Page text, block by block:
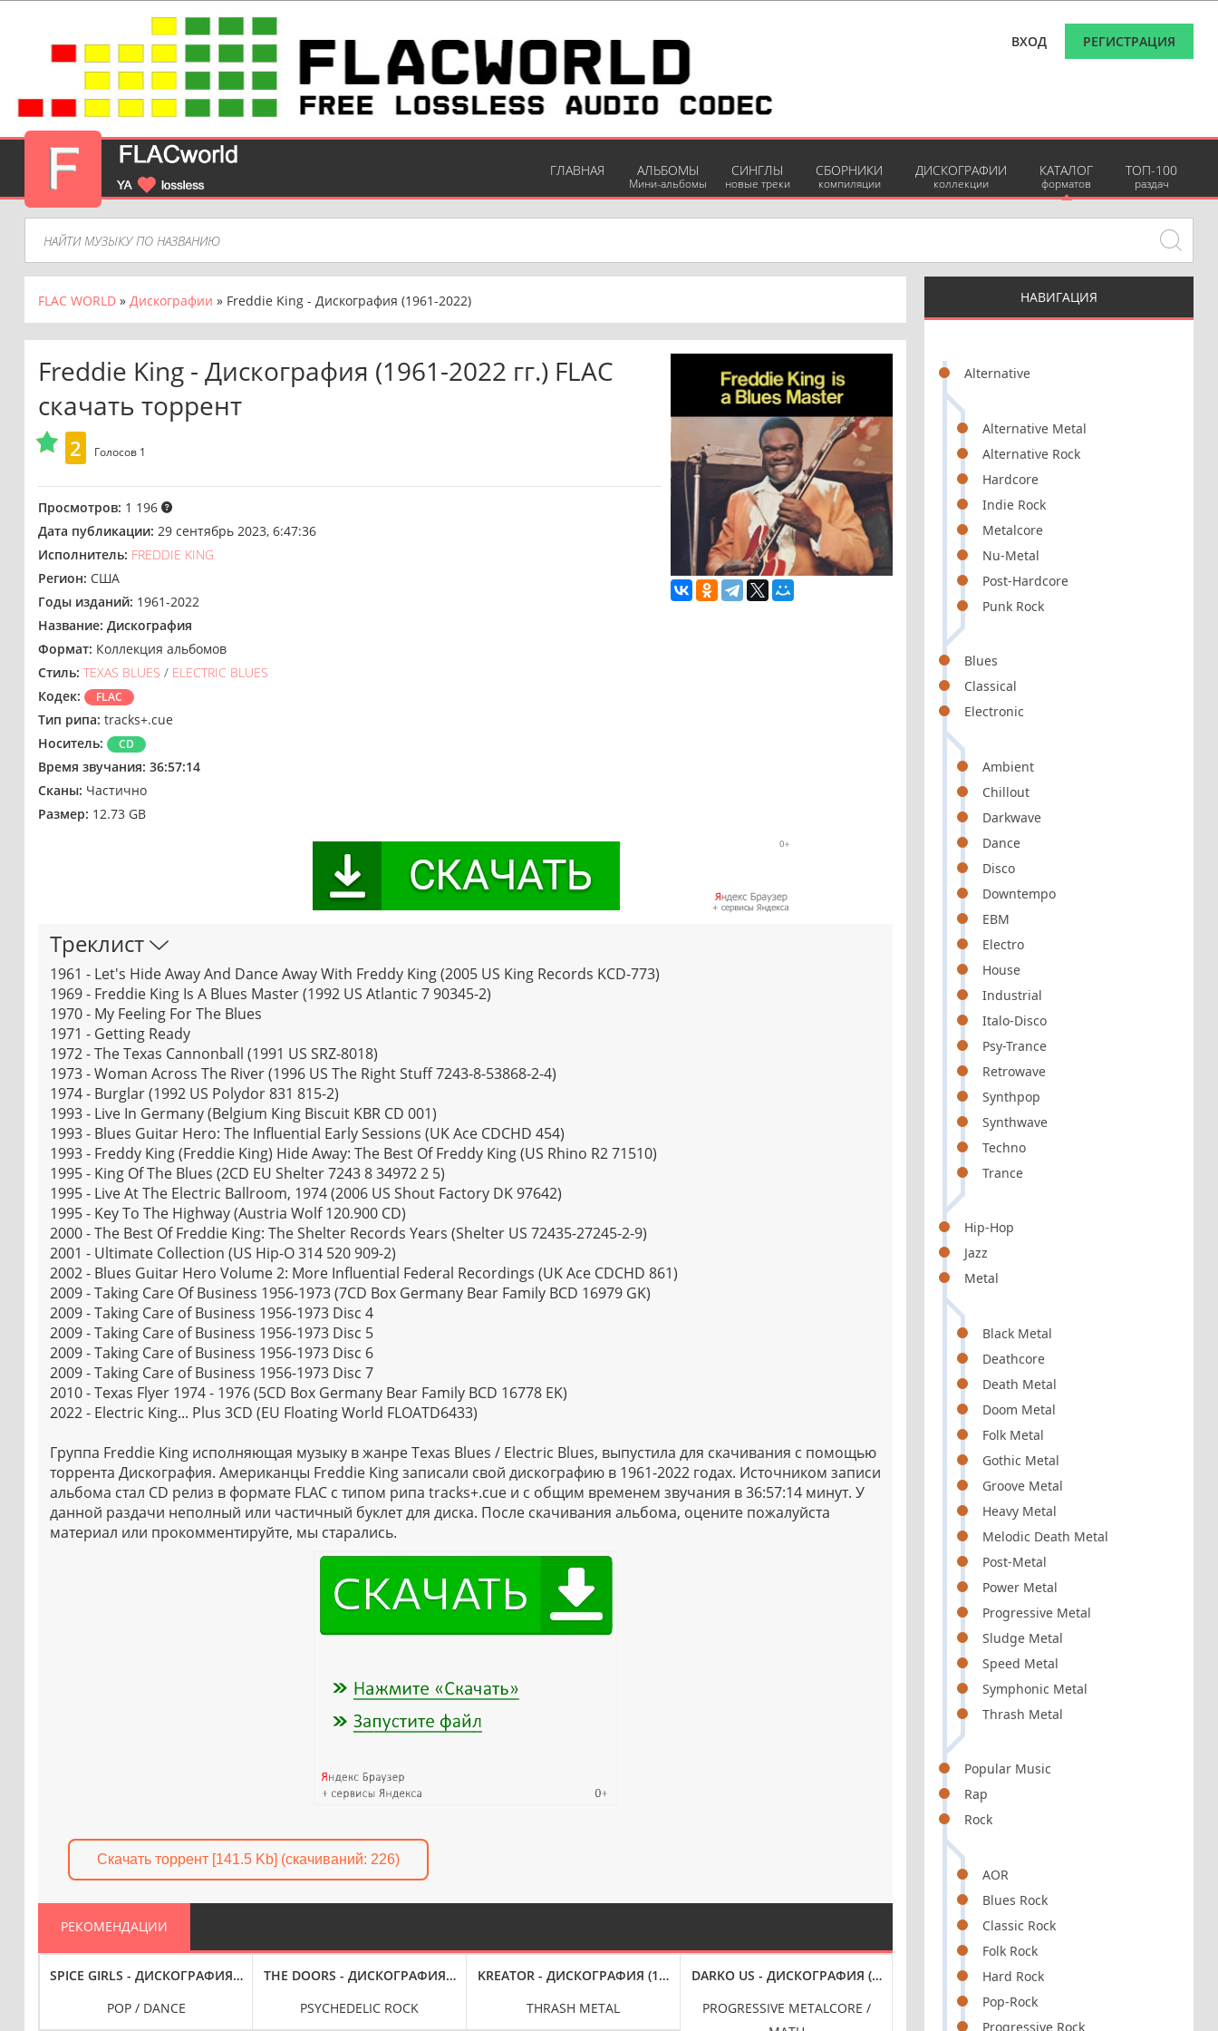
ВХОД РЕГИСТРАЦИЯ
ГЛАВНАЯ АЛЬБОМЫ
Мини-альбомы
СИНГЛЫ
новые треки
СБОРНИКИ
компиляции
ДИСКОГРАФИИ
коллекции
КАТАЛОГ
форматов
ТОП-100
раздач
НАВИГАЦИЯ
Alternative
Alternative Metal
Alternative Rock
Hardcore
Indie Rock
Metalcore
Nu-Metal
Post-Hardcore
Punk Rock
Blues
Classical
Electronic
Ambient
Chillout
Darkwave
Dance
Disco
Downtempo
EBM
Electro
House
Industrial
Italo-Disco
Psy-Trance
Retrowave
Synthpop
Synthwave
Techno
Trance
Hip-Hop
Jazz
Metal
Black Metal
Deathcore
Death Metal
Doom Metal
Folk Metal
Gothic Metal
Groove Metal
Heavy Metal
Melodic Death Metal
Post-Metal
Power Metal
Progressive Metal
Sludge Metal
Speed Metal
Symphonic Metal
Thrash Metal
Popular Music
Rap
Rock
AOR
Blues Rock
Classic Rock
Folk Rock
Hard Rock
Pop-Rock
Progressive Rock
FLAC WORLD » Дискографии » Freddie King - Дискография (1961-2022)
Freddie King - Дискография (1961-2022 гг.) FLAC
скачать торрент
2 Голосов 1
Просмотров: 1 196
Дата публикации: 29 сентябрь 2023, 6:47:36
Исполнитель: FREDDIE KING
Регион: США
Годы изданий: 1961-2022
Название: Дискография
Формат: Коллекция альбомов
Стиль: TEXAS BLUES / ELECTRIC BLUES
Кодек:
FLAC
Тип рипа: tracks+.cue
Носитель:
CD
Время звучания: 36:57:14
Сканы: Частично
Размер: 12.73 GB
Треклист
1961 - Let's Hide Away And Dance Away With Freddy King (2005 US King Records KCD-773)
1969 - Freddie King Is A Blues Master (1992 US Atlantic 7 90345-2)
1970 - My Feeling For The Blues
1971 - Getting Ready
1972 - The Texas Cannonball (1991 US SRZ-8018)
1973 - Woman Across The River (1996 US The Right Stuff 7243-8-53868-2-4)
1974 - Burglar (1992 US Polydor 831 815-2)
1993 - Live In Germany (Belgium King Biscuit KBR CD 001)
1993 - Blues Guitar Hero: The Influential Early Sessions (UK Ace CDCHD 454)
1993 - Freddy King (Freddie King) Hide Away: The Best Of Freddy King (US Rhino R2 71510)
1995 - King Of The Blues (2CD EU Shelter 7243 8 34972 2 5)
1995 - Live At The Electric Ballroom, 1974 (2006 US Shout Factory DK 97642)
1995 - Key To The Highway (Austria Wolf 120.900 CD)
2000 - The Best Of Freddie King: The Shelter Records Years (Shelter US 72435-27245-2-9)
2001 - Ultimate Collection (US Hip-O 314 520 909-2)
2002 - Blues Guitar Hero Volume 2: More Influential Federal Recordings (UK Ace CDCHD 861)
2009 - Taking Care Of Business 1956-1973 (7CD Box Germany Bear Family BCD 16979 GK)
2009 - Taking Care of Business 1956-1973 Disc 4
2009 - Taking Care of Business 1956-1973 Disc 5
2009 - Taking Care of Business 1956-1973 Disc 6
2009 - Taking Care of Business 1956-1973 Disc 7
2010 - Texas Flyer 1974 - 1976 (5CD Box Germany Bear Family BCD 16778 EK)
2022 - Electric King... Plus 3CD (EU Floating World FLOATD6433)
Группа Freddie King исполняющая музыку в жанре Texas Blues / Electric Blues, выпустила для скачивания с помощью
торрента Дискография. Американцы Freddie King записали свой дискографию в 1961-2022 годах. Источником записи
альбома стал CD релиз в формате FLAC с типом рипа tracks+.cue и с общим временем звучания в 36:57:14 минут. У
данной раздачи неполный или частичный буклет для диска. После скачивания альбома, оцените пожалуйста
материал или прокомментируйте, мы старались.
Скачать торрент [141.5 Kb] (cкачиваний: 226)
РЕКОМЕНДАЦИИ
(1987-2021)SPICE GIRLS - ДИСКОГРАФИЯ (1996-2021)
POP / DANCE
THE DOORS - ДИСКОГРАФИЯ (1967-2021)
PSYCHEDELIC ROCK
KREATOR - ДИСКОГРАФИЯ (1985-2022)
THRASH METAL
DARKO US - ДИСКОГРАФИЯ (2020-2022)
PROGRESSIVE METALCORE /
MADONNA - ДИСКОГРАФИЯ (1987-2021)
POP / DANCE